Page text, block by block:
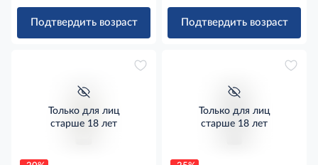
Подтвердить возраст Подтвердить возраст
Только для лиц
старше 18 лет
Только для лиц
старше 18 лет